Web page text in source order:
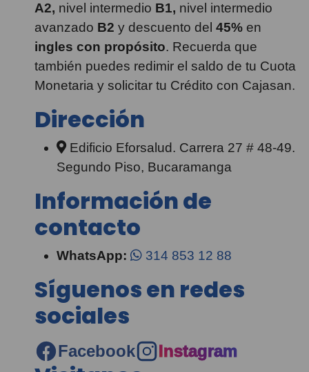
A2, nivel intermedio B1, nivel intermedio
avanzado B2 y descuento del 45% en
ingles con propósito. Recuerda que
también puedes redimir el saldo de tu Cuota
Monetaria y solicitar tu Crédito con Cajasan.
Dirección
Edificio Eforsalud. Carrera 27 # 48-49.
Segundo Piso, Bucaramanga
Información de
contacto
WhatsApp: 314 853 12 88
Síguenos en redes
sociales
Facebook Instagram